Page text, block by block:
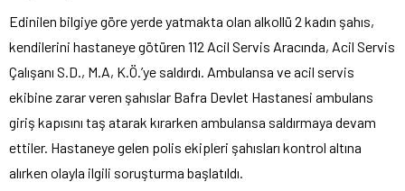
Edinilen bilgiye göre yerde yatmakta olan alkollü 2 kadın şahıs,
kendilerini hastaneye götüren 112 Acil Servis Aracında, Acil Servis
Çalışanı S.D., M.A, K.Ö.’ye saldırdı. Ambulansa ve acil servis
ekibine zarar veren şahıslar Bafra Devlet Hastanesi ambulans
giriş kapısını taş atarak kırarken ambulansa saldırmaya devam
ettiler. Hastaneye gelen polis ekipleri şahısları kontrol altına
alırken olayla ilgili soruşturma başlatıldı.